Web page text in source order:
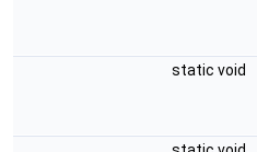
static void